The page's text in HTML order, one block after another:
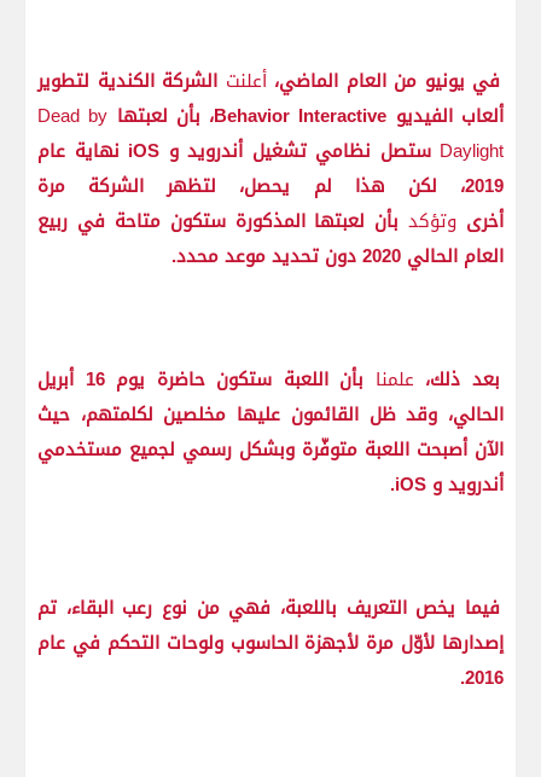
في يونيو من العام الماضي،أعلنت الشركة الكندية لتطوير
ألعاب الفيديو Behavior Interactive، بأن لعبتها
Dead by
Daylight
ستصل نظامي تشغيل أندرويد و iOS نهاية عام
2019، لكن هذا لم يحصل، لتظهر الشركة مرة
أخرى وتؤكدبأن لعبتها المذكورة ستكون متاحة في ربيع
العام الحالي 2020 دون تحديد موعد محدد.
بعد ذلك، علمنا
بأن اللعبة ستكون حاضرة يوم 16 أبريل
الحالي، وقد ظل القائمون عليها مخلصين لكلمتهم، حيث
الآن أصبحت اللعبة متوفّرة وبشكل رسمي لجميع مستخدمي
أندرويد و iOS.
فيما يخص التعريف باللعبة، فهي من نوع رعب البقاء، تم
إصدارها لأوّل مرة لأجهزة الحاسوب ولوحات التحكم في عام
2016.